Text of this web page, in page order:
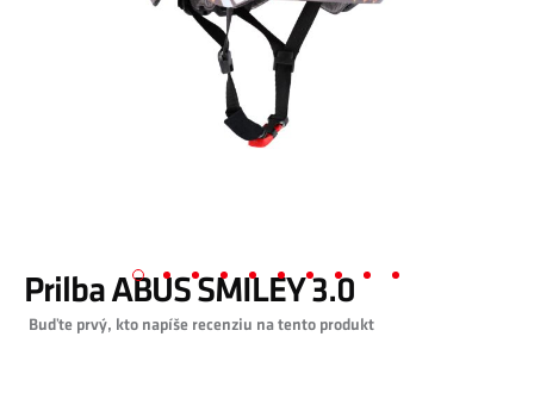
Preskočiť
na
Prilba ABUS SMILEY 3.0
Buďte prvý, kto napíše recenziu na tento produkt